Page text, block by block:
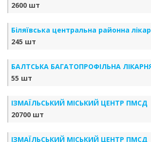
2600 шт
Біляївська центральна районна
245 шт
БАЛТСЬКА БАГАТОПРОФІЛЬНА
55 шт
ІЗМАЇЛЬСЬКИЙ МІСЬКИЙ ЦЕНТР ПМСД
20700 шт
ІЗМАЇЛЬСЬКИЙ МІСЬКИЙ ЦЕНТР ПМСД